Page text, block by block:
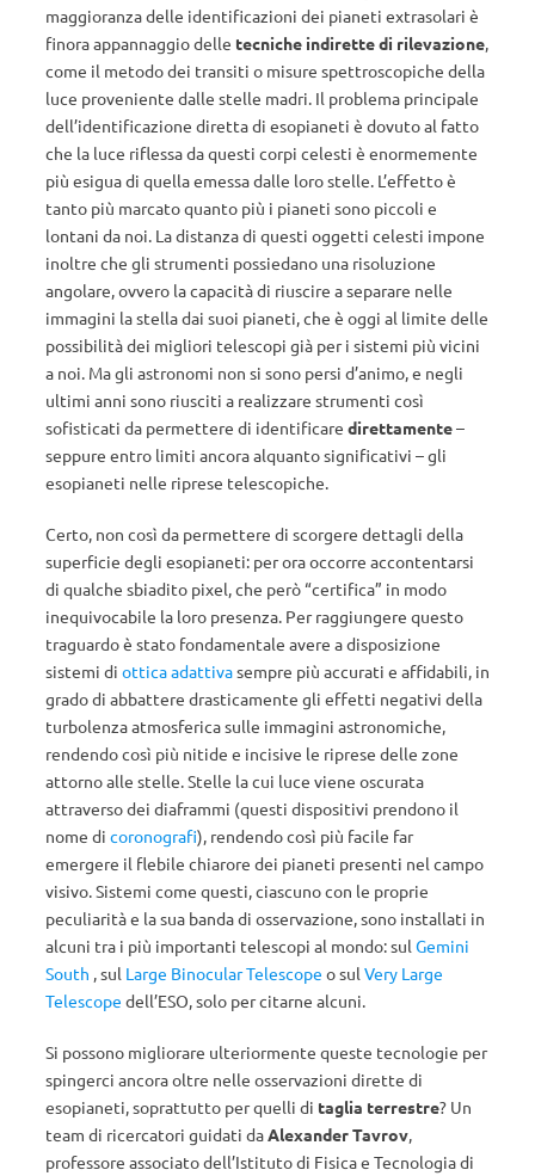
maggioranza delle identificazioni dei pianeti extrasolari è
finora appannaggio delle tecniche indirette di rilevazione,
come il metodo dei transiti o misure spettroscopiche della
luce proveniente dalle stelle madri. Il problema principale
dell’identificazione diretta di esopianeti è dovuto al fatto
che la luce riflessa da questi corpi celesti è enormemente
più esigua di quella emessa dalle loro stelle. L’effetto è
tanto più marcato quanto più i pianeti sono piccoli e
lontani da noi. La distanza di questi oggetti celesti impone
inoltre che gli strumenti possiedano una risoluzione
angolare, ovvero la capacità di riuscire a separare nelle
immagini la stella dai suoi pianeti, che è oggi al limite delle
possibilità dei migliori telescopi già per i sistemi più vicini
a noi. Ma gli astronomi non si sono persi d’animo, e negli
ultimi anni sono riusciti a realizzare strumenti così
sofisticati da permettere di identificare direttamente–
seppure entro limiti ancora alquanto significativi – gli
esopianeti nelle riprese telescopiche.
Certo, non così da permettere di scorgere dettagli della
superficie degli esopianeti: per ora occorre accontentarsi
di qualche sbiadito pixel, che però “certifica” in modo
inequivocabile la loro presenza. Per raggiungere questo
traguardo è stato fondamentale avere a disposizione
sistemi di ottica adattivasempre più accurati e affidabili, in
grado di abbattere drasticamente gli effetti negativi della
turbolenza atmosferica sulle immagini astronomiche,
rendendo così più nitide e incisive le riprese delle zone
attorno alle stelle. Stelle la cui luce viene oscurata
attraverso dei diaframmi (questi dispositivi prendono il
nome di coronografi), rendendo così più facile far
emergere il flebile chiarore dei pianeti presenti nel campo
visivo. Sistemi come questi, ciascuno con le proprie
peculiarità e la sua banda di osservazione, sono installati in
alcuni tra i più importanti telescopi al mondo: sul Gemini
South , sul Large Binocular Telescope o sul Very Large
Telescope dell’ESO, solo per citarne alcuni.
Si possono migliorare ulteriormente queste tecnologie per
spingerci ancora oltre nelle osservazioni dirette di
esopianeti, soprattutto per quelli di taglia terrestre? Un
team di ricercatori guidati daAlexander Tavrov,
professore associato dell’Istituto di Fisica e Tecnologia di